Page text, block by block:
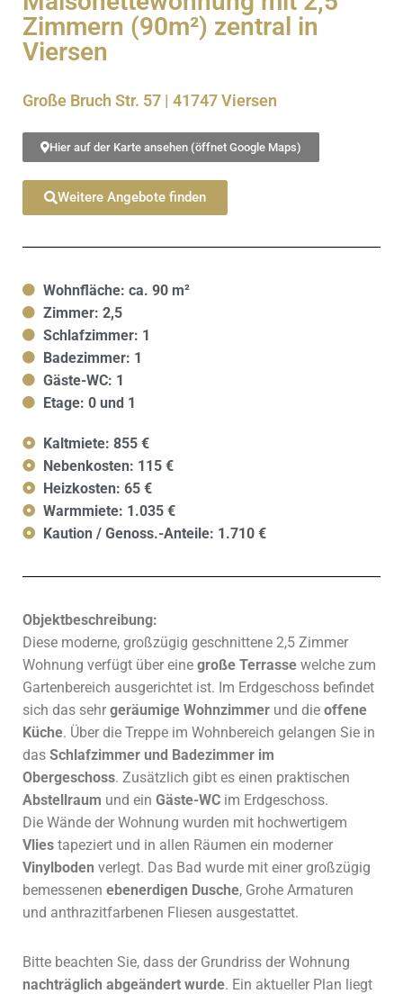
Zimmern (90m²) zentral in
Viersen
Große Bruch Str. 57 | 41747 Viersen
Hier auf der Karte ansehen (öffnet Google Maps)
Weitere Angebote finden
Wohnfläche: ca. 90 m²
Zimmer: 2,5
Schlafzimmer: 1
Badezimmer: 1
Gäste-WC: 1
Etage: 0 und 1
Kaltmiete: 855 €
Nebenkosten: 115 €
Heizkosten: 65 €
Warmmiete: 1.035 €
Kaution / Genoss.-Anteile: 1.710 €
Objektbeschreibung:
Diese moderne, großzügig geschnittene 2,5 Zimmer
Wohnung verfügt über eine große Terrasse welche zum
Gartenbereich ausgerichtet ist. Im Erdgeschoss befindet
sich das sehr geräumige Wohnzimmer und die offene
Küche. Über die Treppe im Wohnbereich gelangen Sie in
das Schlafzimmer und Badezimmer im
Obergeschoss. Zusätzlich gibt es einen praktischen
Abstellraum und ein Gäste-WC im Erdgeschoss.
Die Wände der Wohnung wurden mit hochwertigem
Vlies tapeziert und in allen Räumen ein moderner
Vinylboden verlegt. Das Bad wurde mit einer großzügig
bemessenen ebenerdigen Dusche, Grohe Armaturen
und anthrazitfarbenen Fliesen ausgestattet.
Bitte beachten Sie, dass der Grundriss der Wohnung
nachträglich abgeändert wurde. Ein aktueller Plan liegt